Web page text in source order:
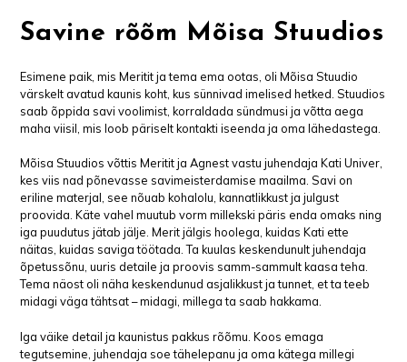
Savine rõõm Mõisa Stuudios
Esimene paik, mis Meritit ja tema ema ootas, oli Mõisa Stuudio
värskelt avatud kaunis koht, kus sünnivad imelised hetked. Stuudios
saab õppida savi voolimist, korraldada sündmusi ja võtta aega
maha viisil, mis loob päriselt kontakti iseenda ja oma lähedastega.
Mõisa Stuudios võttis Meritit ja Agnest vastu juhendaja Kati Univer,
kes viis nad põnevasse savimeisterdamise maailma. Savi on
eriline materjal, see nõuab kohalolu, kannatlikkust ja julgust
proovida. Käte vahel muutub vorm millekski päris enda omaks ning
iga puudutus jätab jälje. Merit jälgis hoolega, kuidas Kati ette
näitas, kuidas saviga töötada. Ta kuulas keskendunult juhendaja
õpetussõnu, uuris detaile ja proovis samm-sammult kaasa teha.
Tema näost oli näha keskendunud asjalikkust ja tunnet, et ta teeb
midagi väga tähtsat – midagi, millega ta saab hakkama.
Iga väike detail ja kaunistus pakkus rõõmu. Koos emaga
tegutsemine, juhendaja soe tähelepanu ja oma kätega millegi